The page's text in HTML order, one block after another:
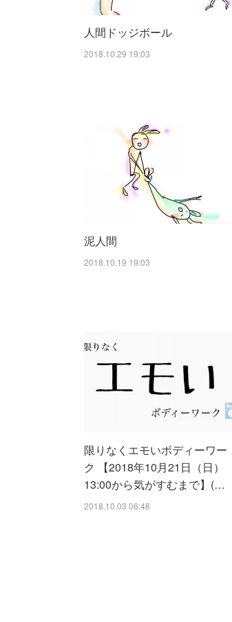
人間ドッジボール
2018.10.29 19:03
泥人間
2018.10.19 19:03
限りなくエモいボディーワー
ク 【2018年10月21日（日）
13:00から気がすむまで】(…
2018.10.03 06:48